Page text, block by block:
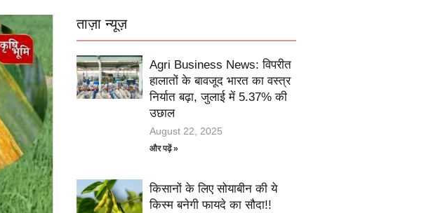
ताज़ा न्यूज़
Agri Business News: विपरीत
हालातों के बावजूद भारत का वस्त्र
निर्यात बढ़ा, जुलाई में 5.37% की
उछाल
August 22, 2025
और पढ़ें »
किसानों के लिए सोयाबीन की ये
किस्म बनेगी फायदे का सौदा!!